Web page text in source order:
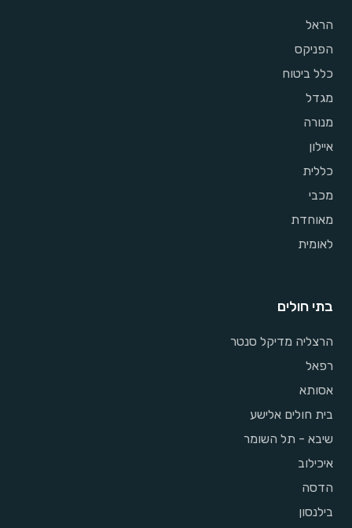
הראל
הפניקס
כלל ביטוח
מגדל
מנורה
איילון
כללית
מכבי
מאוחדת
לאומית
בתי חולים
הרצליה מדיקל סנטר
רפאל
אסותא
בית חולים אלישע
שיבא - תל השומר
איכילוב
הדסה
בילנסון